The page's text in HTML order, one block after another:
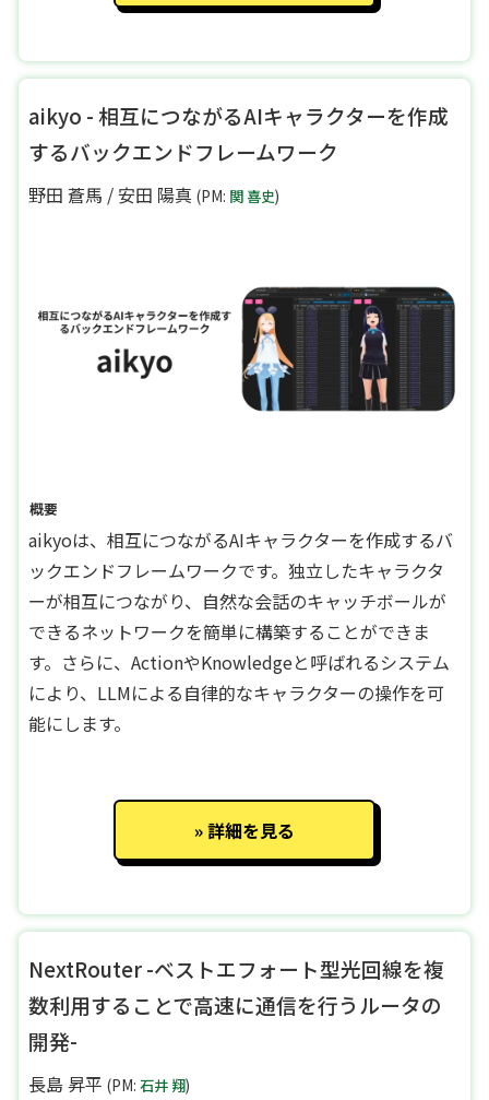
aikyo - 相互につながるAIキャラクターを作成
するバックエンドフレームワーク
野田 蒼馬 /安田 陽真 (PM: 関 喜史)
概要
aikyoは、相互につながるAIキャラクターを作成するバ
ックエンドフレームワークです。独立したキャラクタ
ーが相互につながり、自然な会話のキャッチボールが
できるネットワークを簡単に構築することができま
す。さらに、ActionやKnowledgeと呼ばれるシステム
により、LLMによる自律的なキャラクターの操作を可
能にします。
詳細を見る
NextRouter -ベストエフォート型光回線を複
数利用することで高速に通信を行うルータの
開発-
長島 昇平 (PM: 石井 翔)